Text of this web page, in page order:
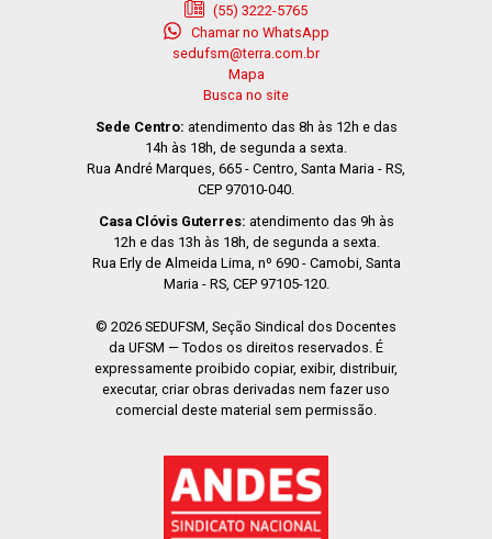
(55) 3222-5765
Chamar no WhatsApp
sedufsm@terra.com.br
Mapa
Busca no site
Sede Centro: atendimento das 8h às 12h e das
14h às 18h, de segunda a sexta.
Rua André Marques, 665 - Centro, Santa Maria - RS,
CEP 97010-040.
Casa Clóvis Guterres: atendimento das 9h às
12h e das 13h às 18h, de segunda a sexta.
Rua Erly de Almeida Lima, nº 690 - Camobi, Santa
Maria - RS, CEP 97105-120.
© 2026 SEDUFSM, Seção Sindical dos Docentes
da UFSM — Todos os direitos reservados. É
expressamente proibido copiar, exibir, distribuir,
executar, criar obras derivadas nem fazer uso
comercial deste material sem permissão.